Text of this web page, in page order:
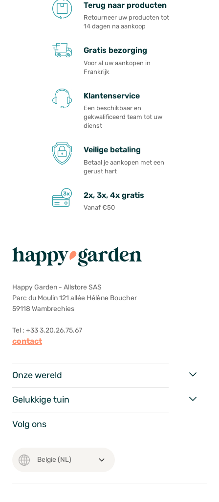
Terug naar producten
Retourneer uw producten tot
14 dagen na aankoop
Gratis bezorging
Voor al uw aankopen in
Frankrijk
Klantenservice
Een beschikbaar en
gekwalificeerd team tot uw
dienst
Veilige betaling
Betaal je aankopen met een
gerust hart
2x, 3x, 4x gratis
Vanaf €50
Happy Garden - Allstore SAS
Parc du Moulin 121 allée Hélène Boucher
59118 Wambrechies
Tel : +33 3.20.26.75.67
contact
Onze wereld
Gelukkige tuin
Volg ons